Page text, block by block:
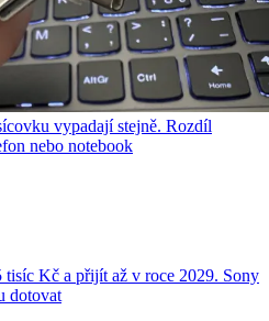
vypadají stejně. Rozdíl
nebo notebook
tisíc Kč a přijít až v roce 2029. Sony
dotovat